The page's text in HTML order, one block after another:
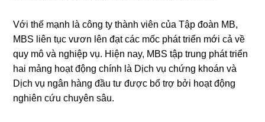
Với thế mạnh là công ty thành viên của Tập đoàn MB,
MBS liên tục vươn lên đạt các mốc phát triển mới cả về
quy mô và nghiệp vụ. Hiện nay, MBS tập trung phát triển
hai mảng hoạt động chính là Dịch vụ chứng khoán và
Dịch vụ ngân hàng đầu tư được bổ trợ bởi hoạt động
nghiên cứu chuyên sâu.